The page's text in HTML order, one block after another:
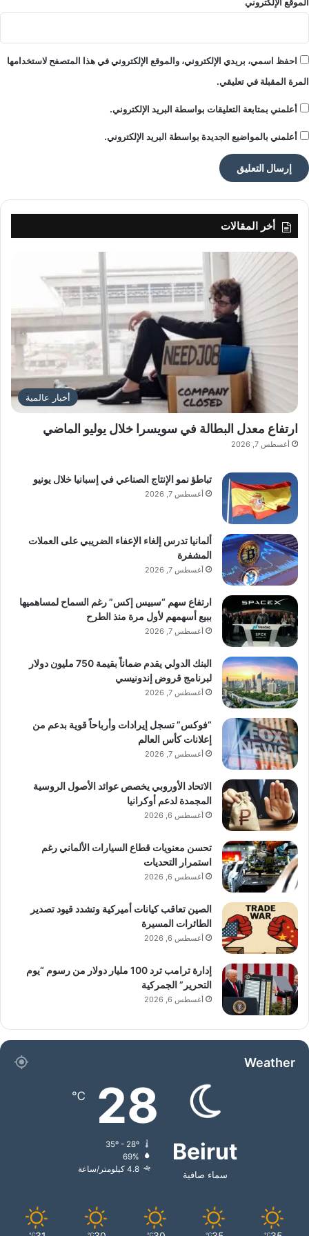
احفظ اسمي، بريدي الإلكتروني، والموقع الإلكتروني في هذا المتصفح لاستخدامها
المرة المقبلة في تعليقي.
أعلمني بمتابعة التعليقات بواسطة البريد الإلكتروني.
أعلمني بالمواضيع الجديدة بواسطة البريد الإلكتروني.
أخر المقالات
أخبار عالمية
ارتفاع معدل البطالة في سويسرا خلال يوليو الماضي
أغسطس 7, 2026
تباطؤ نمو الإنتاج الصناعي في إسبانيا خلال يونيو
أغسطس 7, 2026
ألمانيا تدرس إلغاء الإعفاء الضريبي على العملات
المشفرة
أغسطس 7, 2026
ارتفاع سهم “سبيس إكس” رغم السماح لمساهميها
ببيع أسهمهم لأول مرة منذ الطرح
أغسطس 7, 2026
البنك الدولي يقدم ضماناً بقيمة 750 مليون دولار
لبرنامج قروض إندونيسي
أغسطس 7, 2026
“فوكس” تسجل إيرادات وأرباحاً قوية بدعم من
إعلانات كأس العالم
أغسطس 7, 2026
الاتحاد الأوروبي يخصص عوائد الأصول الروسية
المجمدة لدعم أوكرانيا
أغسطس 6, 2026
تحسن معنويات قطاع السيارات الألماني رغم
استمرار التحديات
أغسطس 6, 2026
الصين تعاقب كيانات أميركية وتشدد قيود تصدير
الطائرات المسيرة
أغسطس 6, 2026
إدارة ترامب ترد 100 مليار دولار من رسوم “يوم
التحرير” الجمركية
أغسطس 6, 2026
Weather
Beirut
سماء صافية
28
℃
69%
4.8 كيلومتر/ساعة